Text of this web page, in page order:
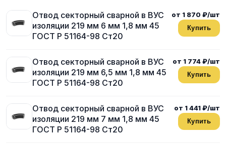
Отвод секторный сварной в ВУС
изоляции 219 мм 6 мм 1,8 мм 45
ГОСТ Р 51164-98 Ст20
от 1 870 ₽/шт
Купить
Отвод секторный сварной в ВУС
изоляции 219 мм 6,5 мм 1,8 мм 45
ГОСТ Р 51164-98 Ст20
от 1 774 ₽/шт
Купить
Отвод секторный сварной в ВУС
изоляции 219 мм 7 мм 1,8 мм 45
ГОСТ Р 51164-98 Ст20
от 1 441 ₽/шт
Купить